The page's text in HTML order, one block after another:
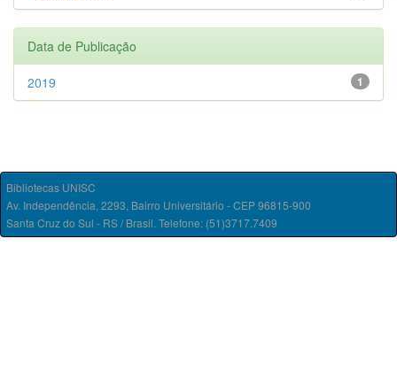
Data de Publicação
1
2019
Bibliotecas UNISC
Av. Independência, 2293, Bairro Universitário - CEP 96815-900
Santa Cruz do Sul - RS / Brasil. Telefone: (51)3717.7409